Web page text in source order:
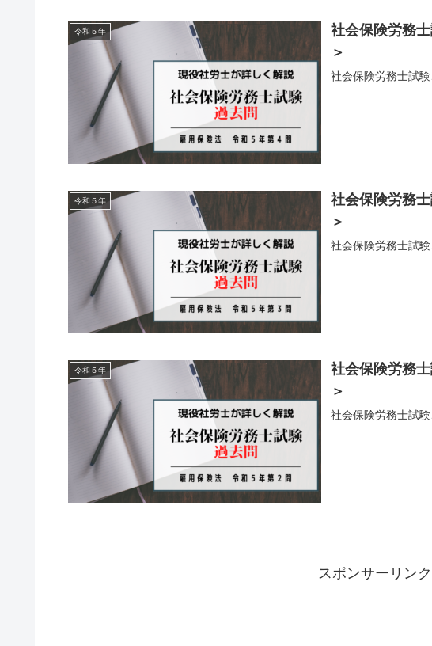
令和５年
社会保険労務
＞
社会保険労務士試
令和５年
社会保険労務
＞
社会保険労務士試
令和５年
社会保険労務
＞
社会保険労務士試
スポンサーリンク